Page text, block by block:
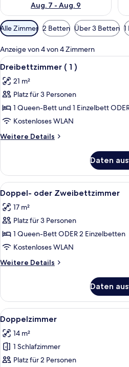
Aug. 7 - Aug. 9
Verfügbare
Filter
für
Zimmer
Alle Zimmer 2 Betten Über 3 Betten
Anzeige von 4 von 4 Zimmern
Alle
Fotos
für
Dreibettzimmer
(
1
)
anzeigen
4
Dreibettzimmer ( 1 )
21 m²
Platz für 3 Personen
1 Queen-Bett und 1 Einzelbett
Kostenloses WLAN
Weitere Details
Weitere
(
)
Daten
Alle
Fotos
für
Doppel-
oder
Zweibettzimmer
anzeigen
2
Doppel- oder Zweibettzimmer
17 m²
Platz für 3 Personen
1 Queen-Bett ODER 2 Einzelbetten
Kostenloses WLAN
Weitere Details
Weitere
oder
Zweibettzimmer
Daten
Alle
Fotos
für
Doppelzimmer
anzeigen
7
Doppelzimmer
14 m²
1 Schlafzimmer
Platz für 2 Personen